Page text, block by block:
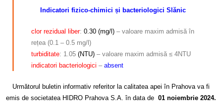
Indicatori fizico-chimici și bacteriologici Slănic
clor rezidual liber: 0.30 (mg/l) – valoare maxim admisă în
rețea (0.1 – 0.5 mg/l)
turbiditate: 1.05 (NTU) – valoare maxim admisă ≤ 4NTU
indicatori bacteriologici – absent
Următorul buletin informativ referitor la calitatea apei în Prahova va fi
emis de societatea HIDRO Prahova S.A. în data de 01 noiembrie 2024.